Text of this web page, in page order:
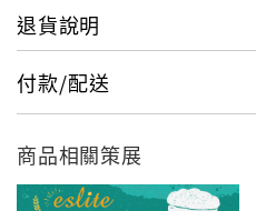
退貨說明
付款/配送
商品相關策展